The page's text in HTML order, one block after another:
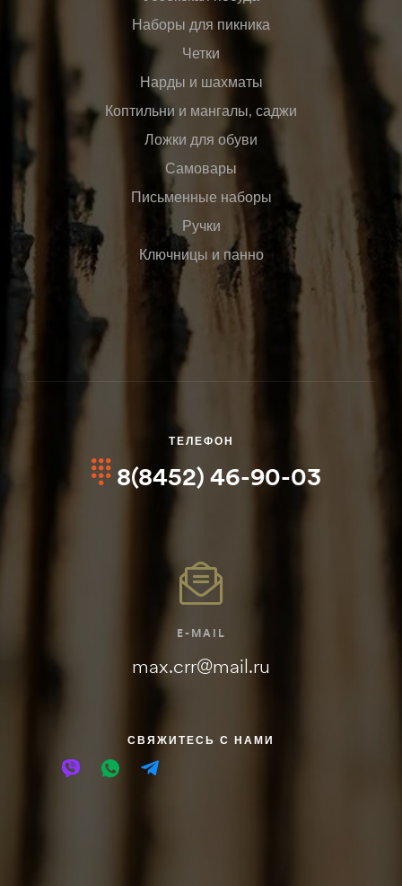
Наборы для пикника
Четки
Нарды и шахматы
Коптильни и мангалы, саджи
Ложки для обуви
Самовары
Письменные наборы
Ручки
Ключницы и панно
ТЕЛЕФОН
8(8452) 46-90-03
E-MAIL
max.crr@mail.ru
СВЯЖИТЕСЬ С НАМИ